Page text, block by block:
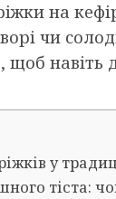
на
чи
навіть
у
тіста: